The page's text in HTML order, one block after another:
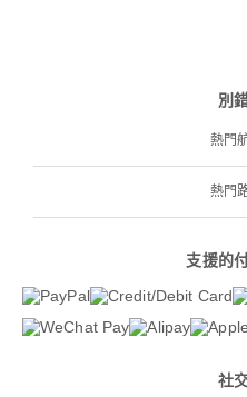
別
熱門
熱門
支援的
社